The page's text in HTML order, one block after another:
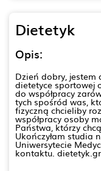
Dietetyk
Opis:
Dzień dobry, jestem
dietetyce sportowej
do współpracy
tych spośród was,
fizyczną chcieliby
współpracy osoby
Państwa, którzy
Ukończyłam studia
Uniwersytecie
kontaktu.